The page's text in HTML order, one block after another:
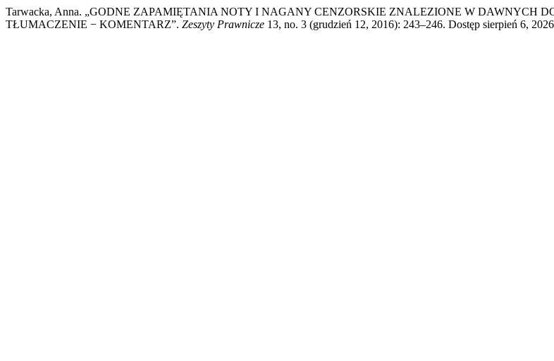
Tarwacka, Anna. „GODNE ZAPAMIĘTANIA NOTY I NAGANY CENZORSKIE ZNALEZIONE W DAWNYCH
TŁUMACZENIE − KOMENTARZ”. Zeszyty Prawnicze 13, no. 3 (grudzień 12, 2016): 243–246. Dostęp sierpień 6,